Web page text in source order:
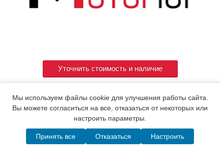
Уточнить стоимость и наличие
Артикул 119265-22940
© 2015. Все права защищены.Мотор-Юг
Написать в MAX Telegram WhatsApp Позвонить
Мы используем файлы cookie для улучшения работы сайта.
Вы можете согласиться на все, отказаться от некоторых или
настроить параметры.
Принять все Отказаться Настроить